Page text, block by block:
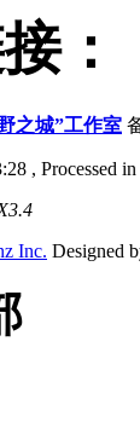
：
之城”工作室
, Processed
Inc. Designed